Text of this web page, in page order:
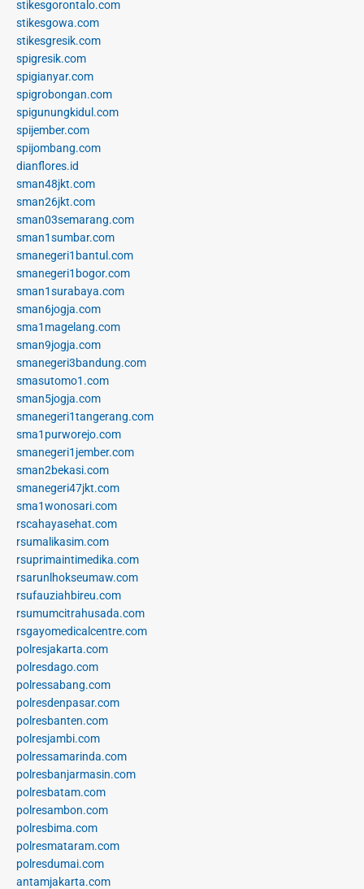
stikesgorontalo.com
stikesgowa.com
stikesgresik.com
spigresik.com
spigianyar.com
spigrobongan.com
spigunungkidul.com
spijember.com
spijombang.com
dianflores.id
sman48jkt.com
sman26jkt.com
sman03semarang.com
sman1sumbar.com
smanegeri1bantul.com
smanegeri1bogor.com
sman1surabaya.com
sman6jogja.com
sma1magelang.com
sman9jogja.com
smanegeri3bandung.com
smasutomo1.com
sman5jogja.com
smanegeri1tangerang.com
sma1purworejo.com
smanegeri1jember.com
sman2bekasi.com
smanegeri47jkt.com
sma1wonosari.com
rscahayasehat.com
rsumalikasim.com
rsuprimaintimedika.com
rsarunlhokseumaw.com
rsufauziahbireu.com
rsumumcitrahusada.com
rsgayomedicalcentre.com
polresjakarta.com
polresdago.com
polressabang.com
polresdenpasar.com
polresbanten.com
polresjambi.com
polressamarinda.com
polresbanjarmasin.com
polresbatam.com
polresambon.com
polresbima.com
polresmataram.com
polresdumai.com
antamjakarta.com